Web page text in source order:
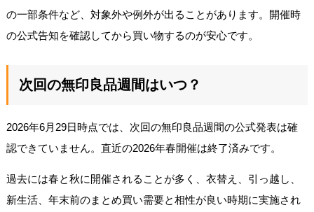
の一部条件など、対象外や例外が出ることがあります。開催時
の公式告知を確認してから買い物するのが安心です。
次回の無印良品週間はいつ？
2026年6月29日時点では、次回の無印良品週間の公式発表は確
認できていません。直近の2026年春開催は終了済みです。
過去には春と秋に開催されることが多く、衣替え、引っ越し、
新生活、年末前のまとめ買い需要と相性が良い時期に実施され